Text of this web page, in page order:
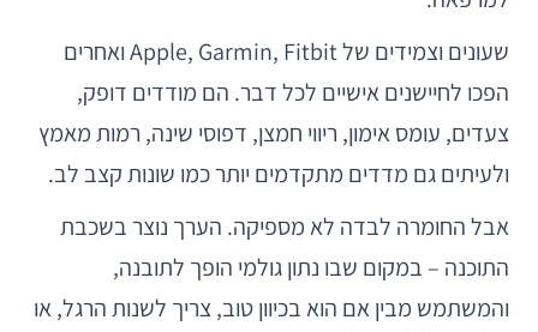
שעונים וצמידים של Apple, Garmin, Fitbit ואחרים
הפכו לחיישנים אישיים לכל דבר. הם מודדים דופק,
צעדים, עומס אימון, ריווי חמצן, דפוסי שינה, רמות מאמץ
ולעיתים גם מדדים מתקדמים יותר כמו שונות קצב לב.
אבל החומרה לבדה לא מספיקה. הערך נוצר בשכבת
התוכנה – במקום שבו נתון גולמי הופך לתובנה,
והמשתמש מבין אם הוא בכיוון טוב, צריך לשנות הרגל, או